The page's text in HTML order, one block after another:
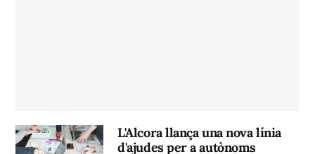
L'Alcora llança una nova línia
d'ajudes per a autònoms